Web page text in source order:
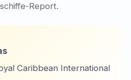
Report.
Caribbean International